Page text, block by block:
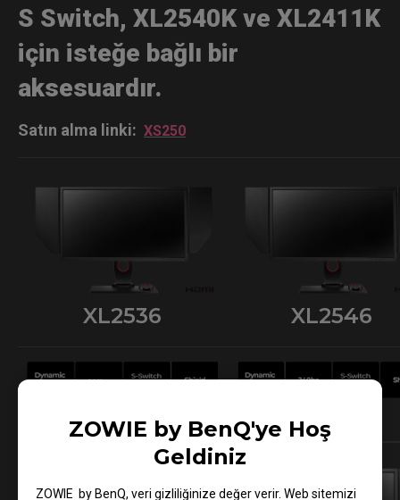
ZOWIE by BenQ'ye Hoş
Geldiniz
ZOWIE by BenQ, veri gizliliğinize değer verir. Web sitemizi
S Switch, XL2540K ve XL2411K
için isteğe bağlı bir
aksesuardır.
Satın alma linki: XS250
XL2536 XL2546
Tükendi Daha Fazla Bilgi